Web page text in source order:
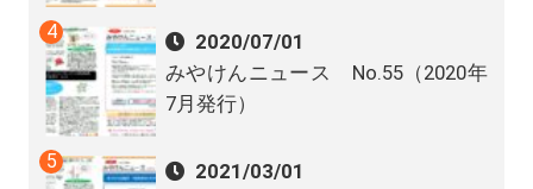
2020/07/01
みやけんニュース No.55（2020年
7月発行）
2021/03/01